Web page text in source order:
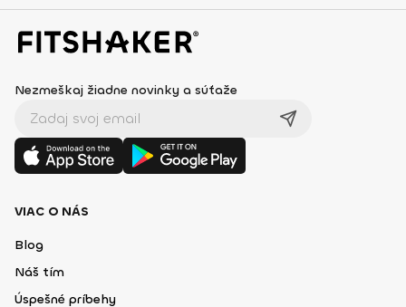
Nezmeškaj žiadne novinky a súťaže
VIAC O NÁS
Blog
Náš tím
Úspešné príbehy